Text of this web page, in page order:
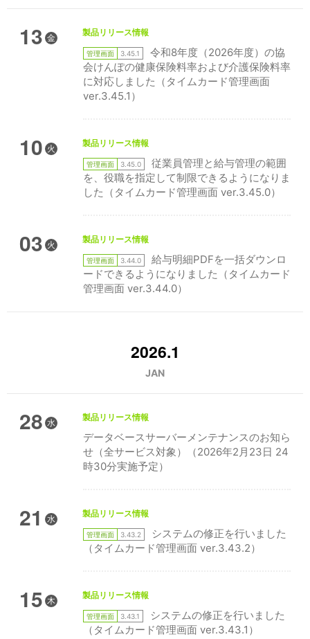
13 金
製品リリース情報
管理画面 3.45.1
令和8年度（2026年度）の協
会けんぽの健康保険料率および介護保険料率
に対応しました（タイムカード管理画面
ver.3.45.1）
10 火
製品リリース情報
管理画面 3.45.0
従業員管理と給与管理の範囲
を、役職を指定して制限できるようになりま
した（タイムカード管理画面 ver.3.45.0）
03 火
製品リリース情報
管理画面 3.44.0
給与明細PDFを一括ダウンロ
ードできるようになりました（タイムカード
管理画面 ver.3.44.0）
2026.1
JAN
28 水
製品リリース情報
データベースサーバーメンテナンスのお知ら
せ（全サービス対象）（2026年2月23日 24
時30分実施予定）
21 水
製品リリース情報
管理画面 3.43.2
システムの修正を行いました
（タイムカード管理画面 ver.3.43.2）
15 木
製品リリース情報
管理画面 3.43.1
システムの修正を行いました
（タイムカード管理画面 ver.3.43.1）